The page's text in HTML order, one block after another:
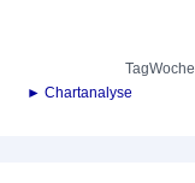
TagWoche
► Chartanalyse